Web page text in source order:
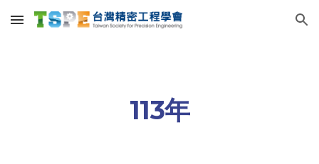
Skip to main content Skip to navigation
113年